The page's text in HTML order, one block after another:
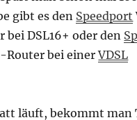
gibt es den Speedport
bei DSL16+ oder den
Router bei einerVDSL
läuft, bekommt man